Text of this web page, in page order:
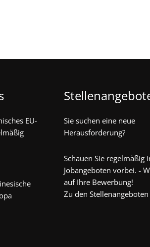
EU-
Sie suchen eine neue
Herausforderung?
Schauen Sie regelmäßig
Jobangeboten vorbei. -
auf Ihre Bewerbung!
Zu den Stellenangeboten